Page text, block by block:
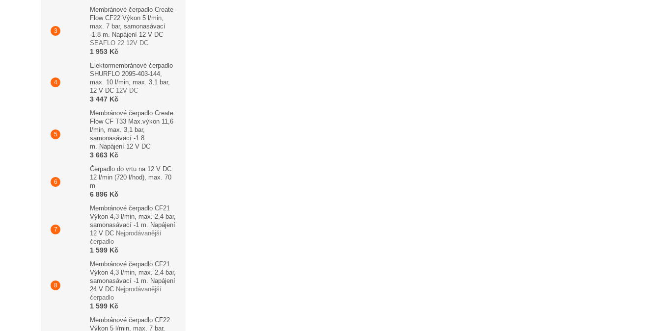
Membránové čerpadlo Create
Flow CF22 Výkon 5 l/min,
max. 7 bar, samonasávací
-1.8 m. Napájení 12 V DC
SEAFLO 22 12V DC
1 953 Kč
Elektormembránové čerpadlo
SHURFLO 2095-403-144,
max. 10 l/min, max. 3,1 bar,
12 V DC 12V DC
3 447 Kč
Membránové čerpadlo Create
Flow CF T33 Max.výkon 11,6
l/min, max. 3,1 bar,
samonasávací -1.8
m. Napájení 12 V DC
3 663 Kč
Čerpadlo do vrtu na 12 V DC
12 l/min (720 l/hod), max. 70
m
6 896 Kč
Membránové čerpadlo CF21
Výkon 4,3 l/min, max. 2,4 bar,
samonasávací -1 m. Napájení
12 V DC Nejprodávanější
čerpadlo
1 599 Kč
Membránové čerpadlo CF21
Výkon 4,3 l/min, max. 2,4 bar,
samonasávací -1 m. Napájení
24 V DC Nejprodávanější
čerpadlo
1 599 Kč
Membránové čerpadlo CF22
Výkon 5 l/min, max. 7 bar,